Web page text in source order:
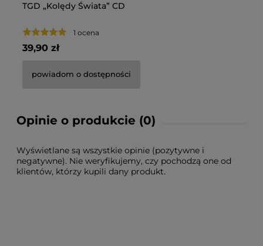
TGD „Kolędy Świata” CD
1 ocena
39,90 zł
powiadom o dostępności
Opinie o produkcie (0)
Wyświetlane są wszystkie opinie (pozytywne i
negatywne). Nie weryfikujemy, czy pochodzą one od
klientów, którzy kupili dany produkt.